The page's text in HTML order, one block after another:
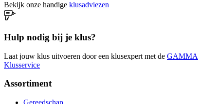
Bekijk onze handige klusadviezen
Hulp nodig bij je klus?
Laat jouw klus uitvoeren door een klusexpert met de GAMMA
Klusservice
Assortiment